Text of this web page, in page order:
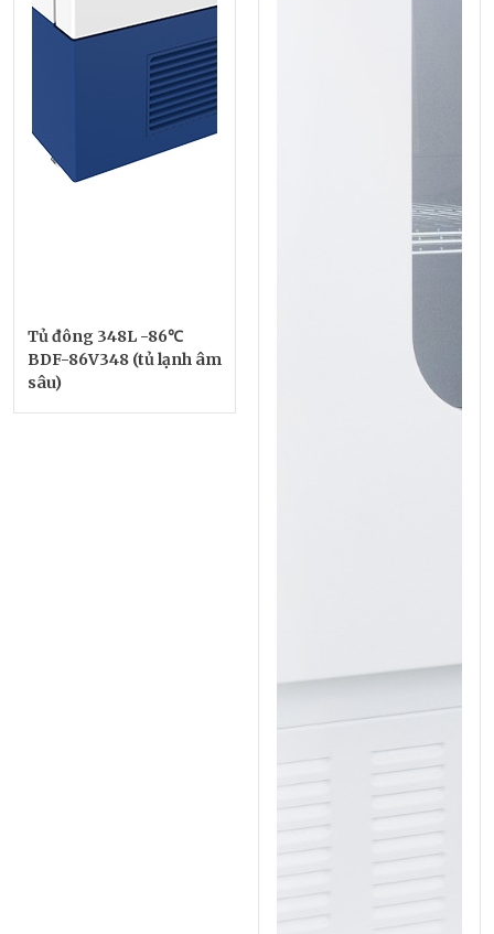
Tủ đông 348L -86℃
BDF-86V348 (tủ lạnh âm
sâu)